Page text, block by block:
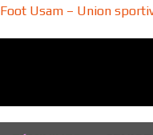
Skip
Foot Usam – Union